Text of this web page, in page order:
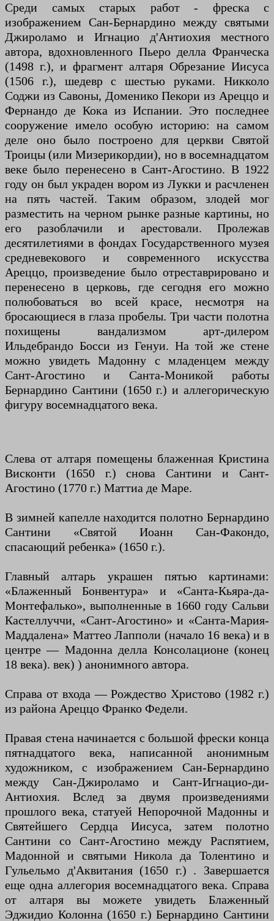
Среди самых старых работ - фреска с
изображением Сан-Бернардино между святыми
Джироламо и Игнацио д'Антиохия местного
автора, вдохновленного Пьеро делла Франческа
(1498 г.), и фрагмент алтаря Обрезание Иисуса
(1506 г.), шедевр с шестью руками. Никколо
Соджи из Савоны, Доменико Пекори из Ареццо и
Фернандо де Кока из Испании. Это последнее
сооружение имело особую историю: на самом
деле оно было построено для церкви Святой
Троицы (или Мизерикордии), но в восемнадцатом
веке было перенесено в Сант-Агостино. В 1922
году он был украден вором из Лукки и расчленен
на пять частей. Таким образом, злодей мог
разместить на черном рынке разные картины, но
его разоблачили и арестовали. Пролежав
десятилетиями в фондах Государственного музея
средневекового и современного искусства
Ареццо, произведение было отреставрировано и
перенесено в церковь, где сегодня его можно
полюбоваться во всей красе, несмотря на
бросающиеся в глаза пробелы. Три части полотна
похищены вандализмом арт-дилером
Ильдебрандо Босси из Генуи. На той же стене
можно увидеть Мадонну с младенцем между
Сант-Агостино и Санта-Моникой работы
Бернардино Сантини (1650 г.) и аллегорическую
фигуру восемнадцатого века.
Слева от алтаря помещены блаженная Кристина
Висконти (1650 г.) снова Сантини и Сант-
Агостино (1770 г.) Маттиа де Маре.
В зимней капелле находится полотно Бернардино
Сантини «Святой Иоанн Сан-Факондо,
спасающий ребенка» (1650 г.).
Главный алтарь украшен пятью картинами:
«Блаженный Бонвентура» и «Санта-Кьяра-да-
Монтефалько», выполненные в 1660 году Сальви
Кастеллуччи, «Сант-Агостино» и «Санта-Мария-
Маддалена» Маттео Лапполи (начало 16 века) и в
центре — Мадонна делла Консолационе (конец
18 века). век) ) анонимного автора.
Справа от входа — Рождество Христово (1982 г.)
из района Ареццо Франко Федели.
Правая стена начинается с большой фрески конца
пятнадцатого века, написанной анонимным
художником, с изображением Сан-Бернардино
между Сан-Джироламо и Сант-Игнацио-ди-
Антиохия. Вслед за двумя произведениями
прошлого века, статуей Непорочной Мадонны и
Святейшего Сердца Иисуса, затем полотно
Сантини со Сант-Агостино между Распятием,
Мадонной и святыми Никола да Толентино и
Гульельмо д'Аквитания (1650 г.) . Завершается
еще одна аллегория восемнадцатого века. Справа
от алтаря вы можете увидеть Блаженный
Эджидио Колонна (1650 г.) Бернардино Сантини